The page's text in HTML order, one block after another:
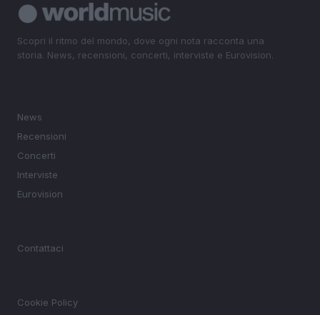
Scopri il ritmo del mondo, dove ogni nota racconta una
storia. News, recensioni, concerti, interviste e Eurovision.
News
Recensioni
Concerti
Interviste
Eurovision
Contattaci
Cookie Policy